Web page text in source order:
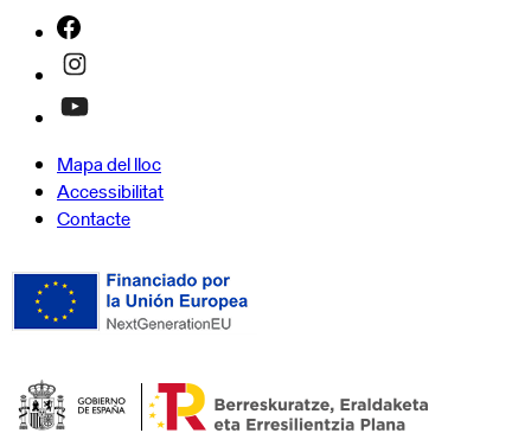
Mapa del lloc
Accessibilitat
Contacte